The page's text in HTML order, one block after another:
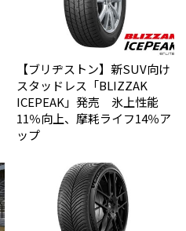
【ブリヂストン】新SUV向け
スタッドレス「BLIZZAK
ICEPEAK」発売 氷上性能
11％向上、摩耗ライフ14％ア
ップ